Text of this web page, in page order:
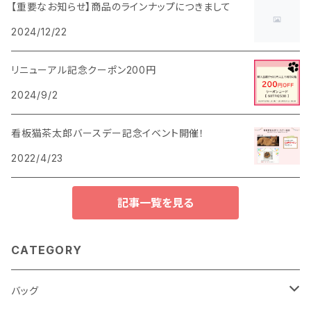
【重要なお知らせ】商品のラインナップにつきまして
2024/12/22
リニューアル記念クーポン200円
2024/9/2
看板猫茶太郎バースデー記念イベント開催！
2022/4/23
記事一覧を見る
CATEGORY
バッグ